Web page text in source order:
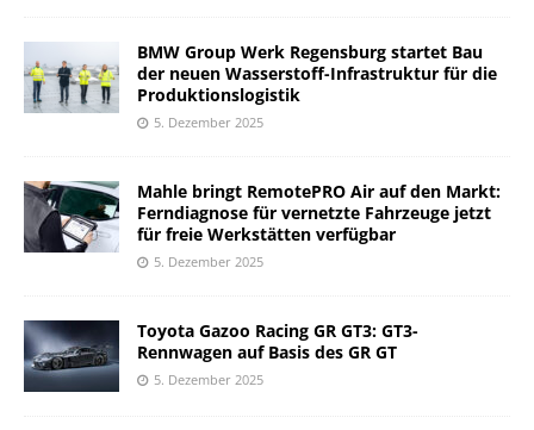
BMW Group Werk Regensburg startet Bau
der neuen Wasserstoff-Infrastruktur für die
Produktionslogistik
5. Dezember 2025
Mahle bringt RemotePRO Air auf den Markt:
Ferndiagnose für vernetzte Fahrzeuge jetzt
für freie Werkstätten verfügbar
5. Dezember 2025
Toyota Gazoo Racing GR GT3: GT3-
Rennwagen auf Basis des GR GT
5. Dezember 2025